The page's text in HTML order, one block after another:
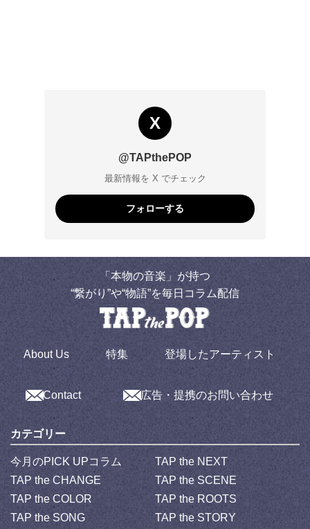
X
@TAPthePOP
最新情報を X でチェック
フォローする
「本物の音楽」が持つ
“繋がり”や“物語”を毎日コラム配信
About Us 特集 登場したアーティスト
Contact 広告・提携のお問い合わせ
カテゴリー
今月のPICK UPコラム
TAP the NEXT
TAP the CHANGE
TAP the SCENE
TAP the COLOR
TAP the ROOTS
TAP the SONG
TAP the STORY